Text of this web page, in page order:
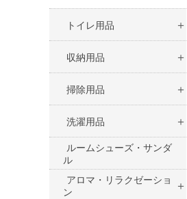
トイレ用品
収納用品
掃除用品
洗濯用品
ルームシューズ・サンダ
ル
アロマ・リラクゼーショ
ン